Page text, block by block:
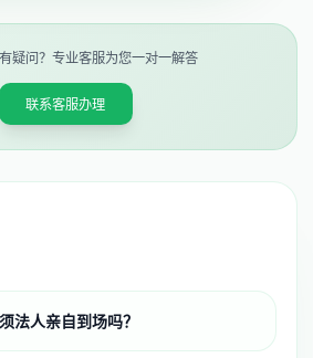
疑问？专业客服为您一对一解答
联系客服办理
法人亲自到场吗？